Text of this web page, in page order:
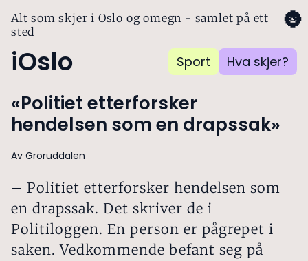
Alt som skjer i Oslo og omegn - samlet på ett
sted
iOslo Sport Hva skjer?
🌚
«Politiet etterforsker
hendelsen som en drapssak»
Av Groruddalen
– Politiet etterforsker hendelsen som
en drapssak. Det skriver de i
Politiloggen. En person er pågrepet i
saken. Vedkommende befant seg på